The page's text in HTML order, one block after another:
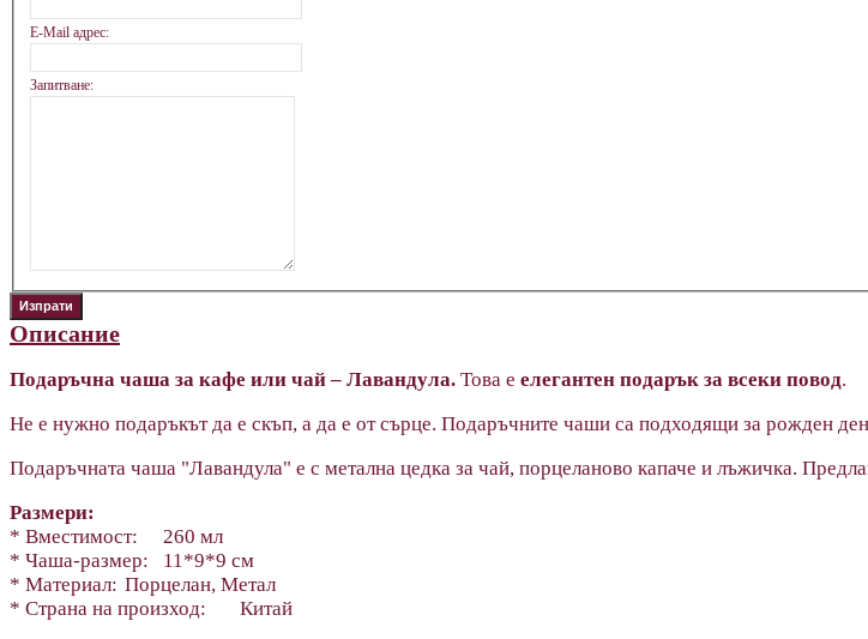
E-Mail адрес:
Запитване:
Описание
Подаръчна чаша за кафе или чай – Лавандула. Това е елегантен подарък за всеки повод.
Не е нужно подаръкът да е скъп, а да е от сърце. Подаръчните чаши са подходящи за рожден
Подаръчната чаша "Лавандула" е с метална цедка за чай, порцеланово капаче и лъжичка.
Размери:
* Вместимост:
260 мл
* Чаша-размер:
11*9*9 см
* Материал: Порцелан, Метал
* Страна на произход:
Китай